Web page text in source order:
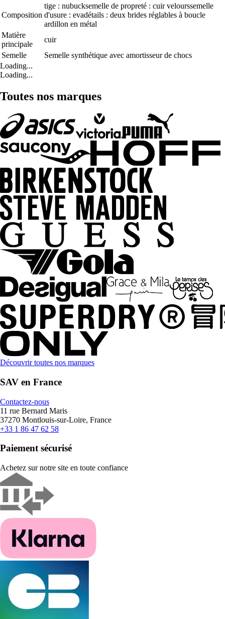
Composition
tige : nubucksemelle de propreté : cuir velourssemelle
d'usure : evadétails : deux brides réglables à boucle
ardillon en métal
Matière
principale
cuir
Semelle
Semelle synthétique avec amortisseur de chocs
Loading...
Loading...
Toutes nos marques
Découvrir toutes nos marques
SAV en France
Contactez-nous
11 rue Bernard Maris
37270 Montlouis-sur-Loire, France
+33 1 86 47 62 58
Paiement sécurisé
Achetez sur notre site en toute confiance